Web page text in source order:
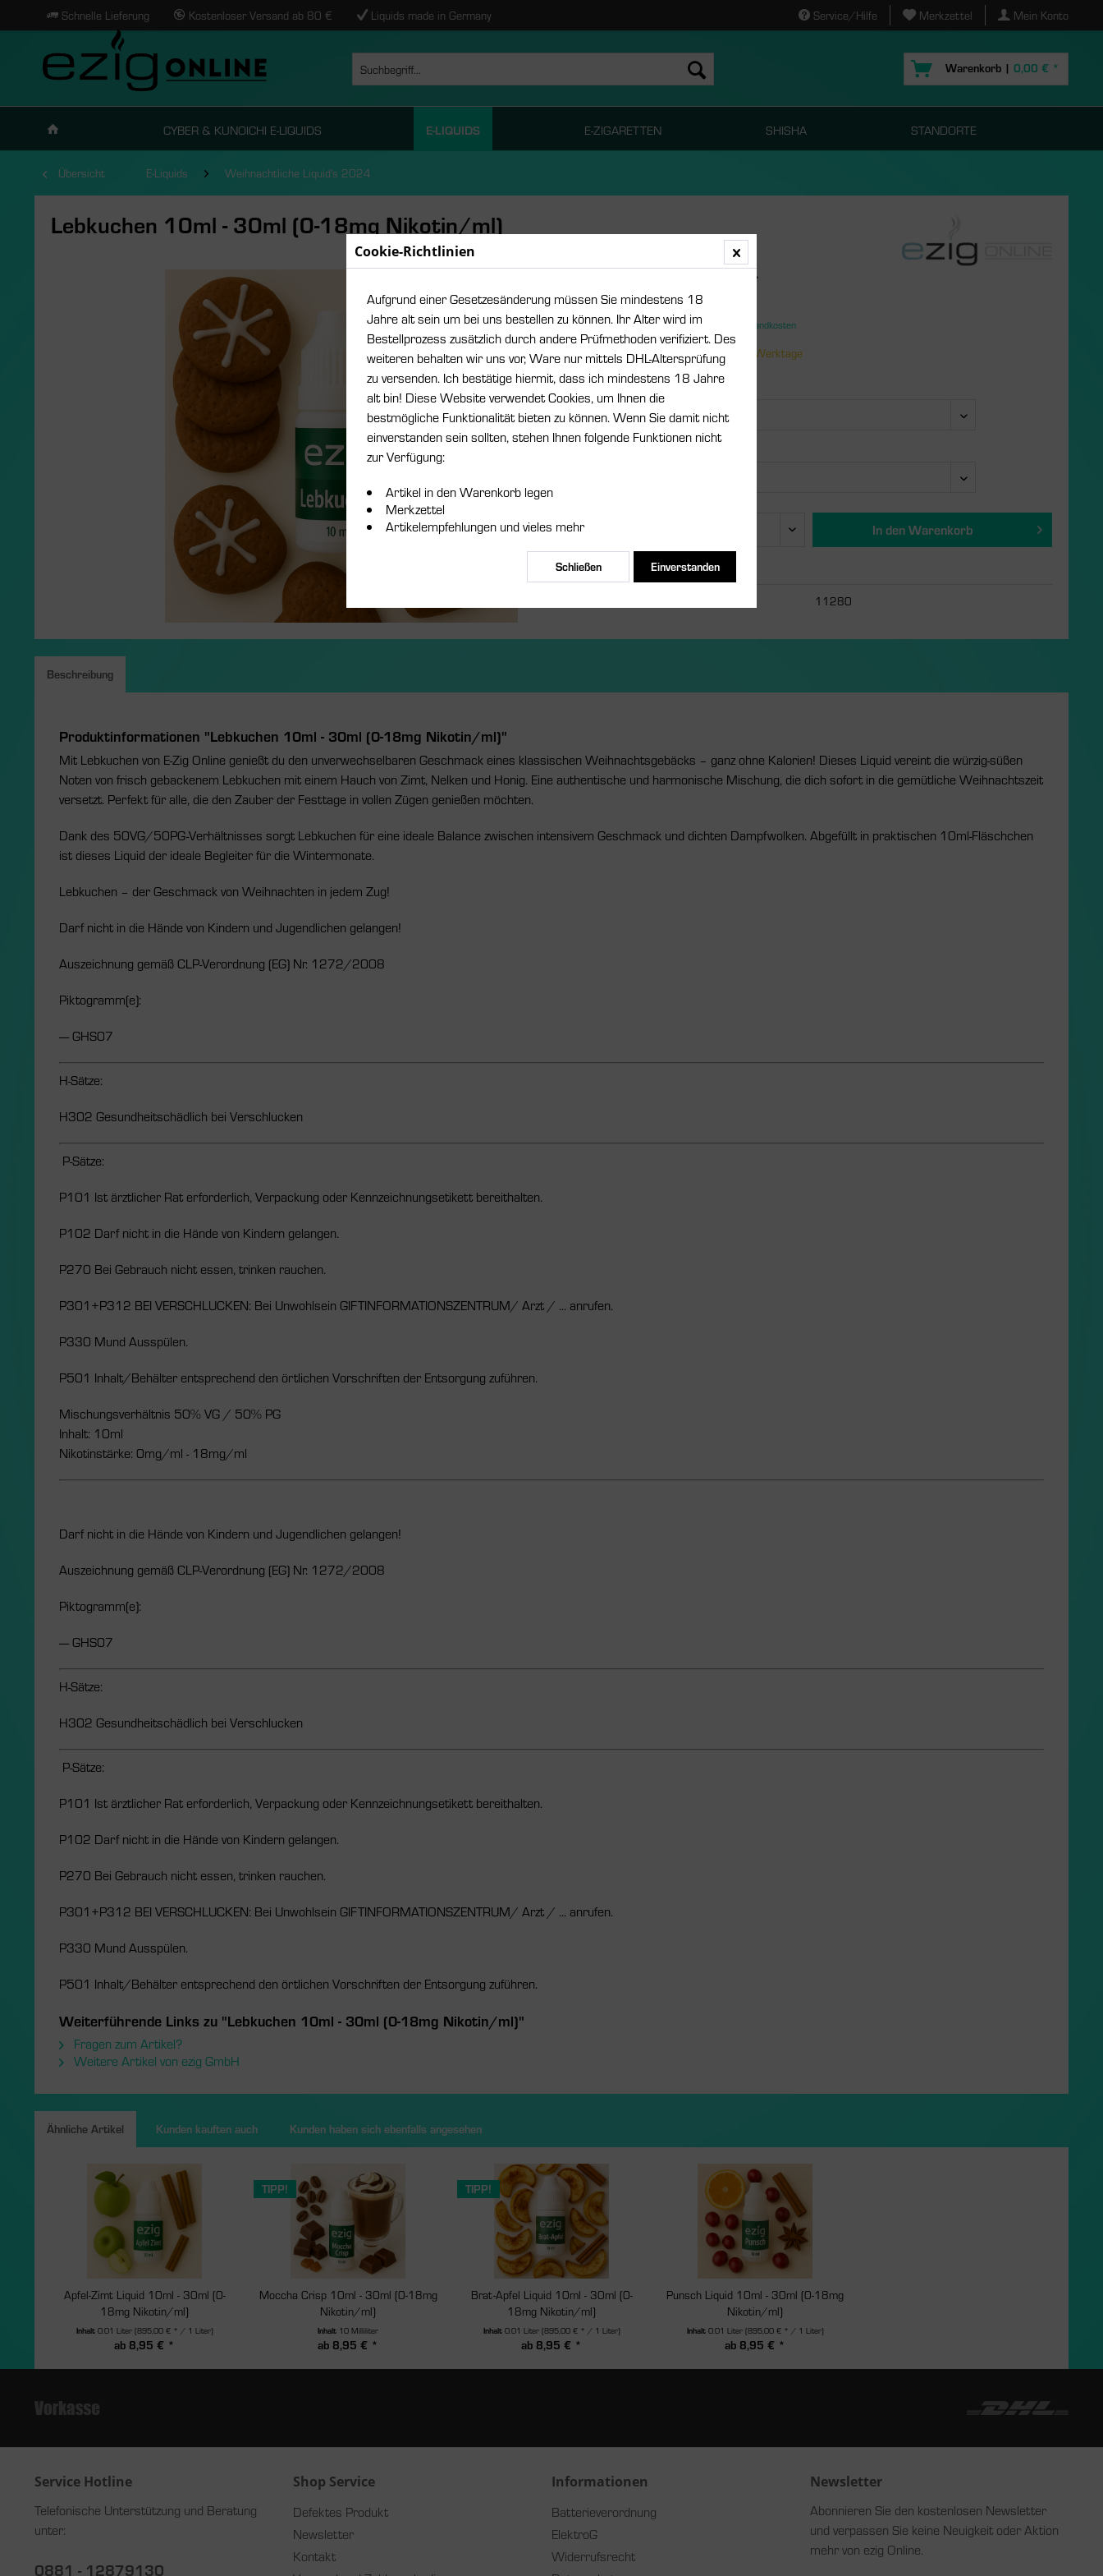
Schnelle Lieferung Kostenloser Versand ab 80 € Liquids made in Germany Service/Hilfe Merkzettel Mein Konto
Warenkorb | 0,00 € *
CYBER & KUNOICHI E-LIQUIDS E-LIQUIDS E-ZIGARETTEN SHISHA STANDORTE
Übersicht E-Liquids Weihnachtliche Liquid's 2024
Lebkuchen 10ml - 30ml (0-18mg Nikotin/ml)
8,95 € *
Inhalt:10 Milliliter
inkl. MwSt.
zzgl. Versandkosten
Lieferzeit 2-3 Werktage
Größe:
In denWarenkorb
Merken
11280
Beschreibung
Produktinformationen "Lebkuchen 10ml - 30ml (0-18mg Nikotin/ml)"
Mit Lebkuchen von E-Zig Online genießt du den unverwechselbaren Geschmack eines klassischen Weihnachtsgebäcks – ganz ohne Kalorien! Dieses Liquid vereint die würzig-süßen
Noten von frisch gebackenem Lebkuchen mit einem Hauch von Zimt, Nelken und Honig. Eine authentische und harmonische Mischung, die dich sofort in die gemütliche Weihnachtszeit
versetzt. Perfekt für alle, die den Zauber der Festtage in vollen Zügen genießen möchten.
Dank des 50VG/50PG-Verhältnisses sorgt Lebkuchen für eine ideale Balance zwischen intensivem Geschmack und dichten Dampfwolken. Abgefüllt in praktischen 10ml-Fläschchen
ist dieses Liquid der ideale Begleiter für die Wintermonate.
Lebkuchen – der Geschmack von Weihnachten in jedem Zug!
Darf nicht in die Hände von Kindern und Jugendlichen gelangen!
Auszeichnung gemäß CLP-Verordnung (EG) Nr. 1272/2008
Piktogramm(e):
---- GHS07
H-Sätze:
H302 Gesundheitschädlich bei Verschlucken
P-Sätze:
P101 Ist ärztlicher Rat erforderlich, Verpackung oder Kennzeichnungsetikett bereithalten.
P102 Darf nicht in die Hände von Kindern gelangen.
P270 Bei Gebrauch nicht essen, trinken rauchen.
P301+P312 BEI VERSCHLUCKEN: Bei Unwohlsein GIFTINFORMATIONSZENTRUM/ Arzt / ... anrufen.
P330 Mund Ausspülen.
P501 Inhalt/Behälter entsprechend den örtlichen Vorschriften der Entsorgung zuführen.
Mischungsverhältnis 50% VG / 50% PG
Inhalt: 10ml
Nikotinstärke: 0mg/ml - 18mg/ml
Darf nicht in die Hände von Kindern und Jugendlichen gelangen!
Auszeichnung gemäß CLP-Verordnung (EG) Nr. 1272/2008
Piktogramm(e):
---- GHS07
H-Sätze:
H302 Gesundheitschädlich bei Verschlucken
P-Sätze:
P101 Ist ärztlicher Rat erforderlich, Verpackung oder Kennzeichnungsetikett bereithalten.
P102 Darf nicht in die Hände von Kindern gelangen.
P270 Bei Gebrauch nicht essen, trinken rauchen.
P301+P312 BEI VERSCHLUCKEN: Bei Unwohlsein GIFTINFORMATIONSZENTRUM/ Arzt / ... anrufen.
P330 Mund Ausspülen.
P501 Inhalt/Behälter entsprechend den örtlichen Vorschriften der Entsorgung zuführen.
Weiterführende Links zu "Lebkuchen 10ml - 30ml (0-18mg Nikotin/ml)"
Fragen zum Artikel?
Weitere Artikel von ezig GmbH
Ähnliche Artikel Kunden kauften auch Kunden haben sich ebenfalls angesehen
Apfel-Zimt Liquid 10ml - 30ml (0-
18mg Nikotin/ml)
Inhalt 0.01 Liter (895,00 € * / 1 Liter)
ab 8,95 € *
TIPP!
Moccha Crisp 10ml - 30ml (0-18mg
Nikotin/ml)
Inhalt 10 Milliliter
ab 8,95 € *
TIPP!
Brat-Apfel Liquid 10ml - 30ml (0-
18mg Nikotin/ml)
Inhalt 0.01 Liter (895,00 € * / 1 Liter)
ab 8,95 € *
Punsch Liquid 10ml - 30ml (0-18mg
Nikotin/ml)
Inhalt 0.01 Liter (895,00 € * / 1 Liter)
ab 8,95 € *
Service Hotline
Telefonische Unterstützung und Beratung
unter:
0881 - 12879130
Shop Service
Defektes Produkt
Newsletter
Kontakt
Informationen
Batterieverordnung
ElektroG
Widerrufsrecht
Newsletter
Abonnieren Sie den kostenlosen Newsletter
und verpassen Sie keine Neuigkeit oder Aktion
mehr von ezig Online.
Cookie-Richtlinien
Aufgrund einer Gesetzesänderung müssen Sie mindestens 18
Jahre alt sein um bei uns bestellen zu können. Ihr Alter wird im
Bestellprozess zusätzlich durch andere Prüfmethoden verifiziert. Des
weiteren behalten wir uns vor, Ware nur mittels DHL-Altersprüfung
zu versenden. Ich bestätige hiermit, dass ich mindestens 18 Jahre
alt bin! Diese Website verwendet Cookies, um Ihnen die
bestmögliche Funktionalität bieten zu können. Wenn Sie damit nicht
einverstanden sein sollten, stehen Ihnen folgende Funktionen nicht
zur Verfügung:
Artikel in den Warenkorb legen
Merkzettel
Artikelempfehlungen und vieles mehr
Einverstanden
Schließen